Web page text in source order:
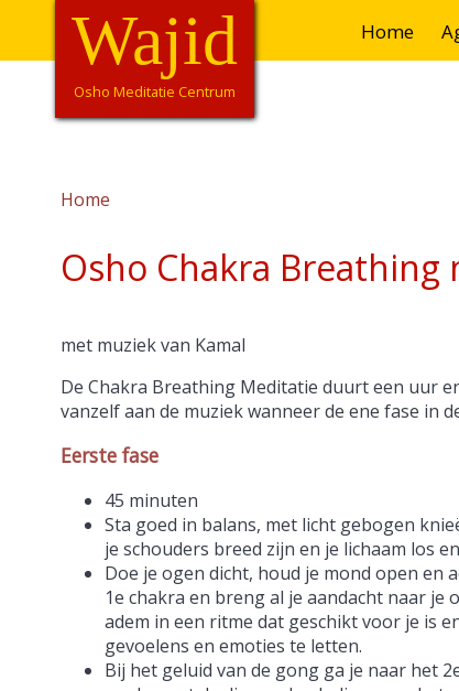
Overslaan
naar
Home
Wajid
Osho Meditatie Centrum
Home
Osho Chakra
met muziek van Kamal
De Chakra Breathing Meditatie duurt een uur
vanzelf aan de muziek wanneer de ene fase in
Eerste fase
45 minuten
Sta goed in balans, met licht gebogen
je schouders breed zijn en je lichaam los
Doe je ogen dicht, houd je mond open en
1e chakra en breng al je aandacht naar je
adem in een ritme dat geschikt voor je is
gevoelens en emoties te letten.
Bij het geluid van de gong ga je naar het